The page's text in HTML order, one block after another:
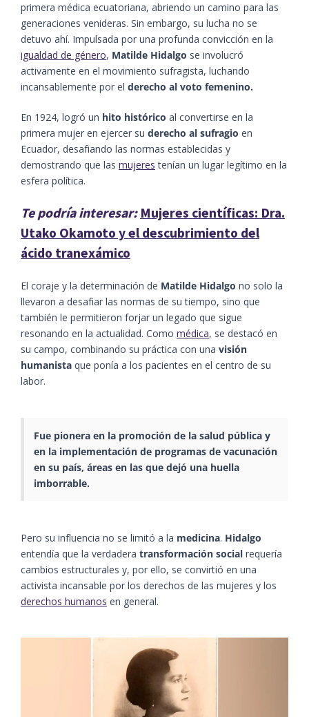
primera médica ecuatoriana, abriendo un camino para las
generaciones venideras. Sin embargo, su lucha no se
detuvo ahí. Impulsada por una profunda convicción en la
igualdad de género, Matilde Hidalgo se involucró
activamente en el movimiento sufragista, luchando
incansablemente por el derecho al voto femenino.
En 1924, logró un hito histórico al convertirse en la
primera mujer en ejercer su derecho al sufragio en
Ecuador, desafiando las normas establecidas y
demostrando que las mujeres tenían un lugar legítimo en la
esfera política.
Te podría interesar: Mujeres científicas: Dra.
Utako Okamoto y el descubrimiento del
ácido tranexámico
El coraje y la determinación de Matilde Hidalgo no solo la
llevaron a desafiar las normas de su tiempo, sino que
también le permitieron forjar un legado que sigue
resonando en la actualidad. Como médica, se destacó en
su campo, combinando su práctica con una visión
humanista que ponía a los pacientes en el centro de su
labor.
Fue pionera en la promoción de la salud pública y
en la implementación de programas de vacunación
en su país, áreas en las que dejó una huella
imborrable.
Pero su influencia no se limitó a la medicina. Hidalgo
entendía que la verdadera transformación social requería
cambios estructurales y, por ello, se convirtió en una
activista incansable por los derechos de las mujeres y los
derechos humanos en general.